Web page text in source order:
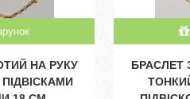
НА РУКУ
БРАСЛЕТ